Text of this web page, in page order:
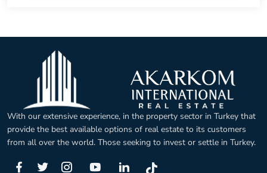
With our extensive experience, in the property sector in Turkey that
provide the best available options of real estate to its customers
from all over the world. Those seeking to invest or settle in Turkey.